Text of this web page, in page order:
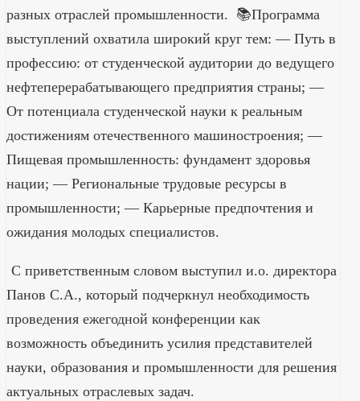
разных отраслей промышленности. ​ 📚Программа
выступлений охватила широкий круг тем: — Путь в
профессию: от студенческой аудитории до ведущего
нефтеперерабатывающего предприятия страны; —
От потенциала студенческой науки к реальным
достижениям отечественного машиностроения; —
Пищевая промышленность: фундамент здоровья
нации; — Региональные трудовые ресурсы в
промышленности; — Карьерные предпочтения и
ожидания молодых специалистов. ​
С приветственным словом выступил и.о. директора
Панов С.А., который подчеркнул необходимость
проведения ежегодной конференции как
возможность объединить усилия представителей
науки, образования и промышленности для решения
актуальных отраслевых задач. ​